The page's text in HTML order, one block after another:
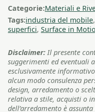
Categorie:Materiali e
Tags:industria del mobile,
superfici, Surface in
Disclaimer: Il presente
suggerimenti ed eventuali
esclusivamente
alcun modo consulenza
design, arredamento o
relativa a stile, acquisti o
dell’arredamento è